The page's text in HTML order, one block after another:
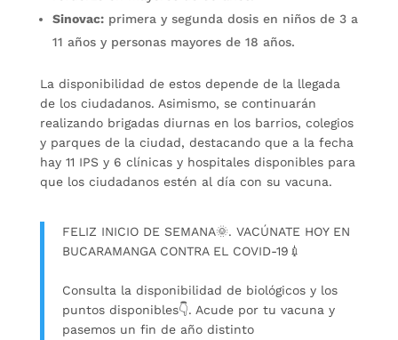
Sinovac:primera y segunda dosis en niños de 3 a
11 años y personas mayores de 18 años.
La disponibilidad de estos depende de la llegada
de los ciudadanos. Asimismo, se continuarán
realizando brigadas diurnas en los barrios, colegios
y parques de la ciudad, destacando que a la fecha
hay 11 IPS y 6 clínicas y hospitales disponibles para
que los ciudadanos estén al día con su vacuna.
FELIZ INICIO DE SEMANA🌞. VACÚNATE HOY EN
BUCARAMANGA CONTRA EL COVID-19💉
Consulta la disponibilidad de biológicos y los
puntos disponibles👇. Acude por tu vacuna y
pasemos un fin de año distinto